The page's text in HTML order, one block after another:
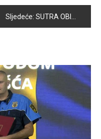
Sljedeće: SUTRA OBILJEŽAVANJE 24. GODIŠNJICE POGIBIJE VOGOŠĆANSKIH HEROJA HAKIJE MRŠE I REMZIJE VEJE